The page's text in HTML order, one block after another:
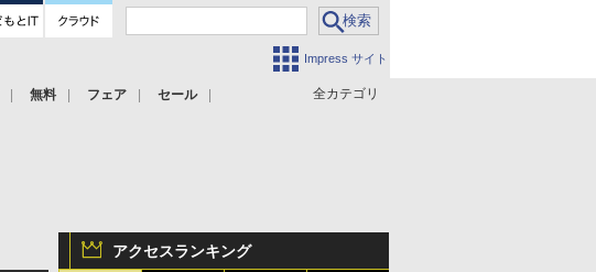
Impress サイト
全カテゴリ
無料 フェア セール
アクセスランキング